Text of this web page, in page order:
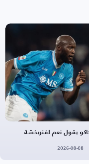
يقول نعم لفنربخشة
2026-08-08